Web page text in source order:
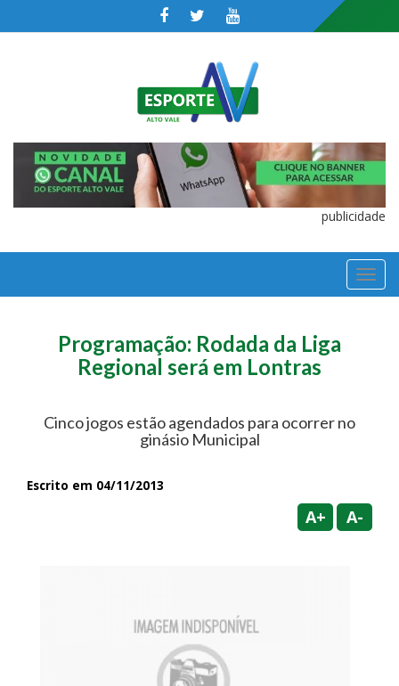
publicidade
Programação: Rodada da Liga
Regional será em Lontras
Cinco jogos estão agendados para ocorrer no
ginásio Municipal
Escrito em 04/11/2013
A+ A-